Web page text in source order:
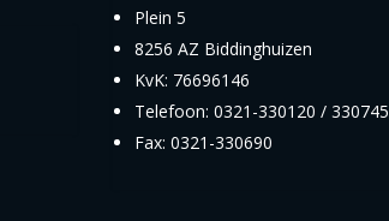
Plein 5
8256 AZ Biddinghuizen
KvK: 76696146
Telefoon: 0321-330120 / 330745
Fax: 0321-330690